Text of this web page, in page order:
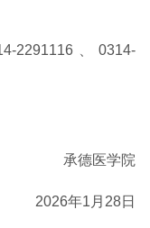
2291116、0314-
承德医学院
2026年1月28日